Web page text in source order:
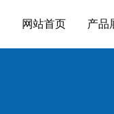
网站首页 产品